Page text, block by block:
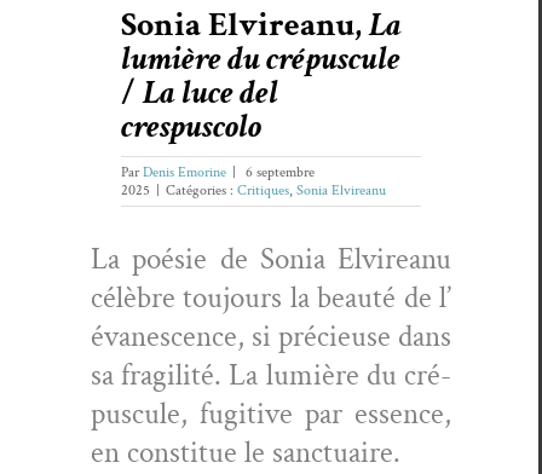
Sonia Elvireanu,La
lumière du crépuscule
/La luce del
crespuscolo
ParDenis Emorine
6 septembre
2025
Catégories : Critiques, Sonia Elvireanu
La poésie de Sonia Elvire­anu
célèbre tou­jours la beauté de l’
évanes­cence, si pré­cieuse dans
sa fragilité. La lumière du cré­
pus­cule, fugi­tive par essence,
en con­stitue le sanctuaire.